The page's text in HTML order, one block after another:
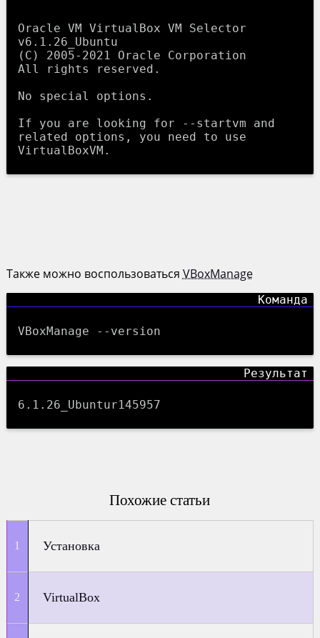
Oracle VM VirtualBox VM Selector
v6.1.26_Ubuntu
(C) 2005-2021 Oracle Corporation
All rights reserved.
No special options.
If you are looking for --startvm and
related options, you need to use
Также можно воспользоваться VBoxManage
VBoxManage --version
6.1.26_Ubuntur145957
Похожие статьи
Установка
VirtualBox